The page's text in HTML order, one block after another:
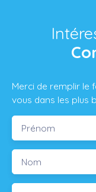
Merci de remplir le
vous dans les plus
Prénom
Nom